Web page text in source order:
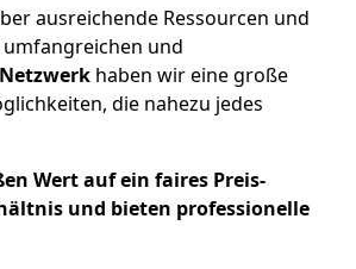
ausreichende Ressourcen und
und
haben wir eine große
die nahezu jedes
Wert auf ein faires Preis-
und bieten professionelle